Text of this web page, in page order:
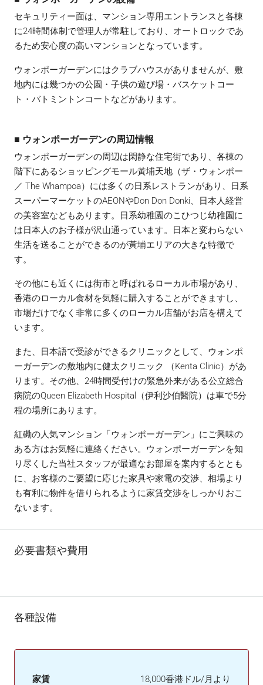
セキュリティー面は、マンション専用エントランスと各棟
に24時間体制で管理人が常駐しており、オートロックであ
るため安心度の高いマンションとなっています。
ウォンポーガーデンにはクラブハウスがありませんが、敷
地内には幾つかの公園・子供の遊び場・バスケットコー
ト・バトミントンコートなどがあります。
■ ウォンポーガーデンの周辺情報
ウォンポーガーデンの周辺は閑静な住宅街であり、各棟の
階下にあるショッピングモール黃埔天地（ザ・ウォンポー
／ The Whampoa）には多くの日系レストランがあり、日系
スーパーマーケットのAEONやDon Don Donki、日本人経営
の美容室などもあります。日系幼稚園のこひつじ幼稚園に
は日本人のお子様が沢山通っています。日本と変わらない
生活を送ることができるのが黃埔エリアの大きな特徴で
す。
その他にも近くには街市と呼ばれるローカル市場があり、
香港のローカル食材を気軽に購入することができますし、
市場だけでなく非常に多くのローカル店舗がお店を構えて
います。
また、日本語で受診ができるクリニックとして、ウォンポ
ーガーデンの敷地内に健太クリニック （Kenta Clinic）があ
ります。その他、24時間受付けの緊急外来がある公立総合
病院のQueen Elizabeth Hospital（伊利沙伯醫院）は車で5分
程の場所にあります。
紅磡の人気マンション「ウォンポーガーデン」にご興味の
ある方はお気軽に連絡ください。ウォンポーガーデンを知
り尽くした当社スタッフが最適なお部屋を案内するととも
に、お客様のご要望に応じた家具や家電の交渉、相場より
も有利に物件を借りられるように家賃交渉をしっかりおこ
ないます。
必要書類や費用
各種設備
家賃 18,000香港ドル/月より